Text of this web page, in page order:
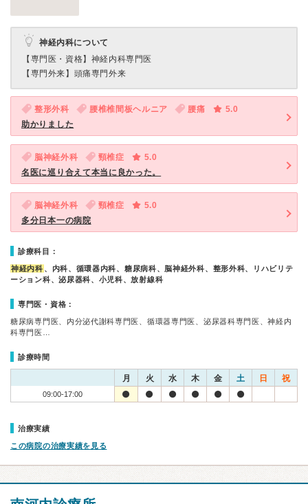
神経内科について
【専門医・資格】 神経内科専門医
【専門外来】 頭痛専門外来
整形外科 腰椎椎間板ヘルニア 腰痛
5.0
助かりました
脳神経外科 頸椎症
5.0
名医に巡り合えて本当に良かった。
脳神経外科 頸椎症
5.0
多分日本一の病院
診療科目：
神経内科 、内科、循環器内科、糖尿病科、脳神経外科、整形外科、リハビリテ
ーション科、泌尿器科、小児科、放射線科
専門医・資格：
糖尿病専門医、内分泌代謝科専門医、循環器専門医、泌尿器科専門医、神経内
科専門医…
診療時間
月 火 水 木 金 土 日 祝
09:00-17:00
治療実績
この病院の治療実績を見る